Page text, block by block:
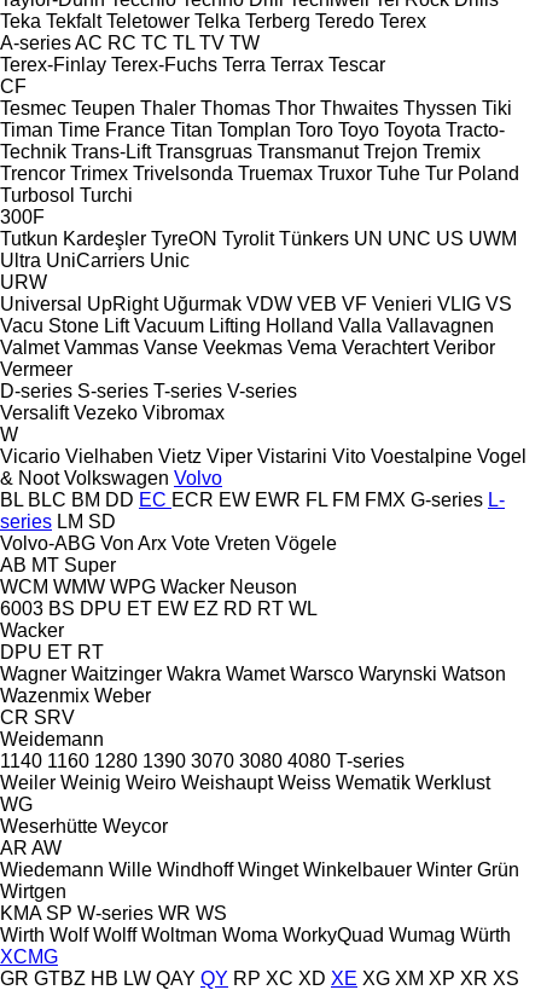
Teka Tekfalt Teletower Telka Terberg Teredo Terex
A-seriesAC RC TC TL TV TW
Terex-Finlay Terex-Fuchs Terra Terrax Tescar
CF
Tesmec Teupen Thaler Thomas Thor Thwaites Thyssen Tiki
Timan Time France Titan Tomplan Toro Toyo Toyota Tracto-
Technik Trans-Lift Transgruas Transmanut Trejon Tremix
Trencor Trimex Trivelsonda Truemax Truxor Tuhe Tur Poland
Turbosol Turchi
300F
Tutkun Kardeşler TyreON Tyrolit Tünkers UN UNC US UWM
Ultra UniCarriers Unic
URW
Universal UpRight Uğurmak VDW VEB VF Venieri VLIG VS
Vacu Stone Lift Vacuum Lifting Holland Valla Vallavagnen
Valmet Vammas Vanse Veekmas Vema Verachtert Veribor
Vermeer
D-series S-series T-series V-series
Versalift Vezeko Vibromax
W
Vicario Vielhaben Vietz Viper Vistarini Vito Voestalpine Vogel
& Noot Volkswagen Volvo
BL BLC BM DD EC ECR EW EWR FL FM FMX G-series L-
series LM SD
Volvo-ABG Von Arx Vote Vreten Vögele
AB MT Super
WCM WMW WPG Wacker Neuson
6003 BS DPU ET EW EZ RD RT WL
Wacker
DPU ET RT
Wagner Waitzinger Wakra Wamet Warsco Warynski Watson
Wazenmix Weber
CR SRV
Weidemann
1140 1160 1280 1390 3070 3080 4080 T-series
Weiler Weinig Weiro Weishaupt Weiss Wematik Werklust
WG
Weserhütte Weycor
AR AW
Wiedemann Wille Windhoff Winget Winkelbauer Winter Grün
Wirtgen
KMA SP W-series WR WS
Wirth Wolf Wolff Woltman Woma WorkyQuad Wumag Würth
XCMG
GR GTBZ HB LW QAY QY RP XC XD XE XG XM XP XR XS